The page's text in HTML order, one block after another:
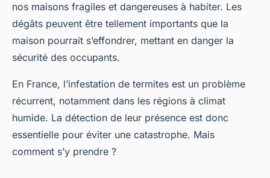
nos maisons fragiles et dangereuses à habiter. Les
dégâts peuvent être tellement importants que la
maison pourrait s’effondrer, mettant en danger la
sécurité des occupants.
En France, l’infestation de termites est un problème
récurrent, notamment dans les régions à climat
humide. La détection de leur présence est donc
essentielle pour éviter une catastrophe. Mais
comment s’y prendre ?